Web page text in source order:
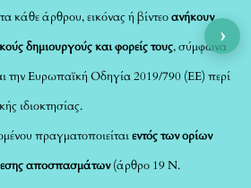
κάθε άρθρου, εικόνας ή βίντεοανήκουν
δημιουργούς και φορείς τους, σύμφωνα
την Ευρωπαϊκή Οδηγία 2019/790 (ΕΕ) περί
ιδιοκτησίας.
πραγματοποιείταιεντός των ορίων
αποσπασμάτων(άρθρο 19 Ν.
›